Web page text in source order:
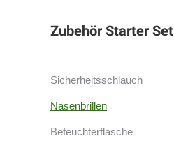
Zubehör Starter Set
Sicherheitsschlauch
Nasenbrillen
Befeuchterflasche